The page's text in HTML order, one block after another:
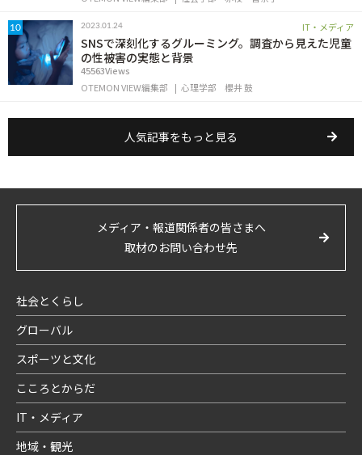
10 2023.01.24 IT・メディア
SNSで深刻化するグルーミング。調査から見えた児童
の性被害の実態と背景
45563Views
OTEMON VIEW編集部
心理学部 櫻井 鼓
人気記事をもっと見る
メディア・報道関係者の皆さまへ
取材のお問い合わせ先
社会とくらし
グローバル
スポーツと文化
こころとからだ
IT・メディア
地域・観光